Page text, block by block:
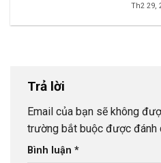
Th2 29,
Trả lời
Email của bạn sẽ không
trường bắt buộc được đánh
Bình luận *